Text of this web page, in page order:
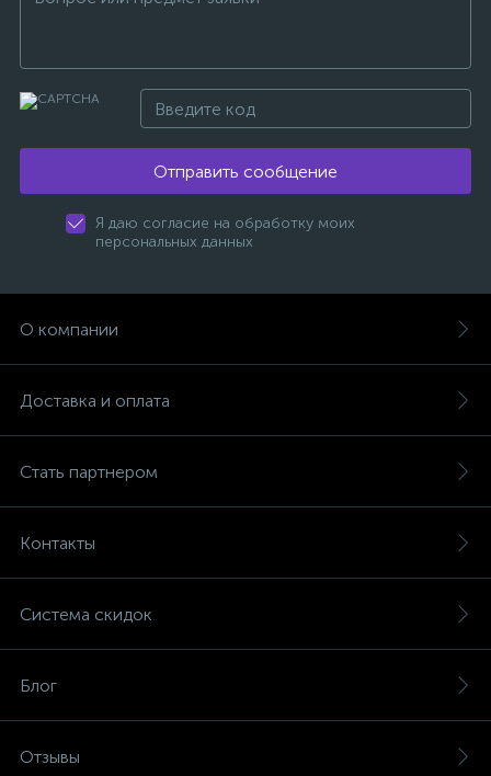
Отправить сообщение
Я даю согласие на обработку моих
персональных данных
О компании
Доставка и оплата
Стать партнером
Контакты
Система скидок
Блог
Отзывы